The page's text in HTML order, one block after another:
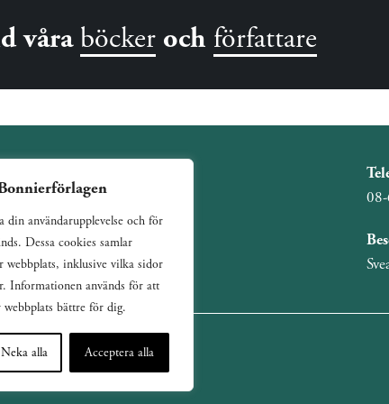
användarupplevelse och för
Dessa cookies samlar
inklusive vilka sidor
Informationen används för att
bättre för dig.
Neka alla Acceptera alla
våra böcker och författare
förlag
och varierad utgivning
inom de flesta genrer.